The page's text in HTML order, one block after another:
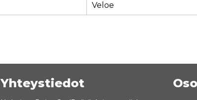
Veloe
Yhteystiedot